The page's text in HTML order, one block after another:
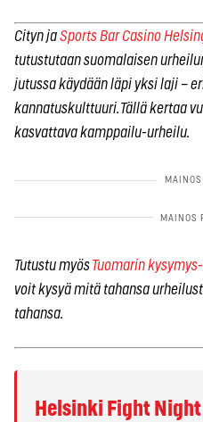
Cityn jaSports Bar Casino
tutustutaan suomalaisen
jutussa käydään läpi yksi laji –
kannatuskulttuuri. Tällä kertaa
kasvattava kamppailu-urheilu.
Tutustu myösTuomarin
voit kysyä mitä tahansa
tahansa.
Helsinki Fight Night